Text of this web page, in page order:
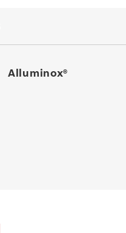
Alluminox®